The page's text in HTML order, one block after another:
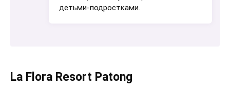
детьми-подростками.
La Flora Resort Patong